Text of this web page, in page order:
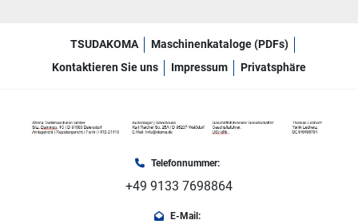
TSUDAKOMA
Maschinenkataloge (PDFs)
Kontaktieren Sie uns
Impressum Privatsphäre
Telefonnummer:
+49 9133 7698864
E-Mail: